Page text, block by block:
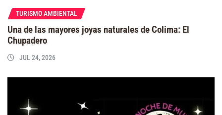
TURISMO AMBIENTAL
Una de las mayores joyas naturales de Colima: El
Chupadero
JUL 24, 2026